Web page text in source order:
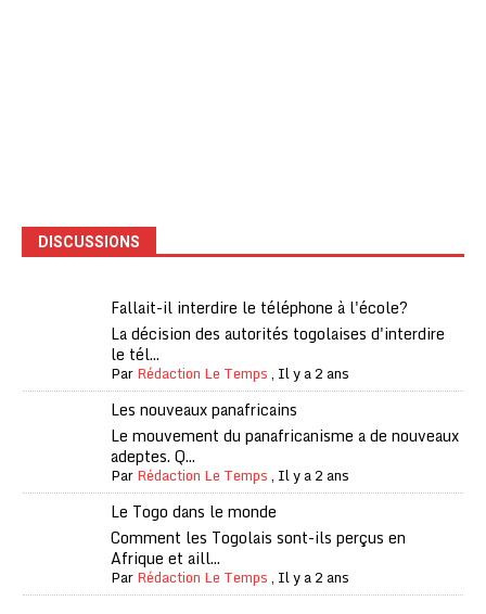
DISCUSSIONS
Fallait-il interdire le téléphone à l'école?
La décision des autorités togolaises d'interdire
le tél...
ParRédaction Le Temps, Il y a 2 ans
Les nouveaux panafricains
Le mouvement du panafricanisme a de nouveaux
adeptes. Q...
ParRédaction Le Temps, Il y a 2 ans
Le Togo dans le monde
Comment les Togolais sont-ils perçus en
Afrique et aill...
ParRédaction Le Temps, Il y a 2 ans